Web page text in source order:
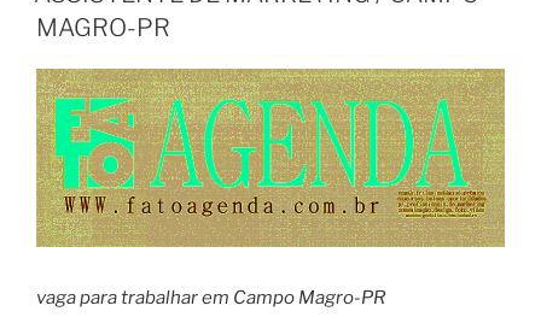
MAGRO-PR
vaga para trabalhar em Campo Magro-PR